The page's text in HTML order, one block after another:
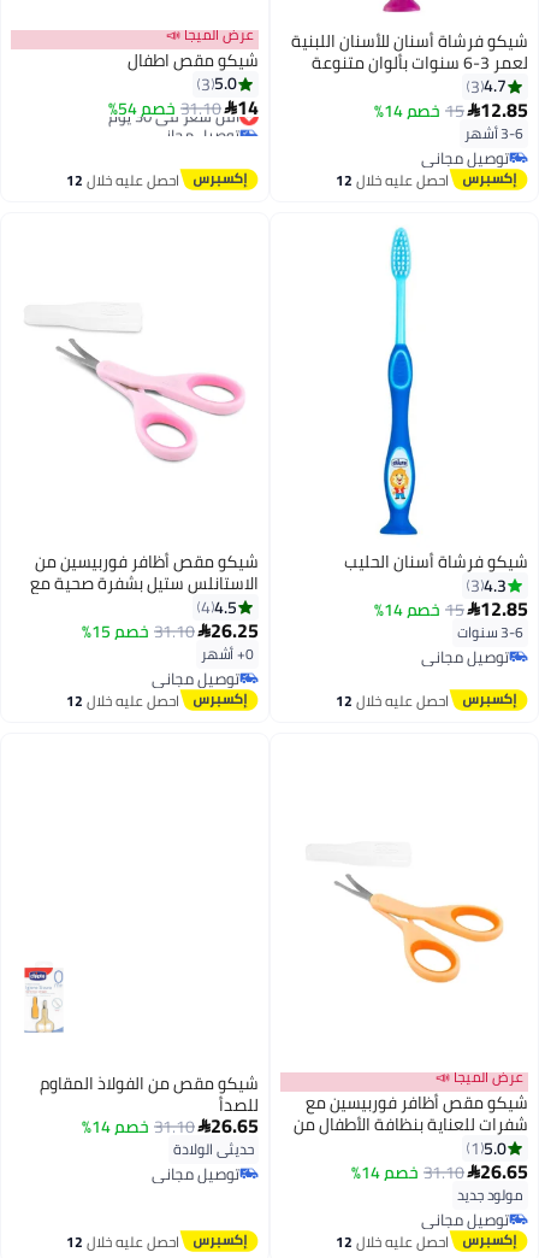
شيكو فرشاة أسنان للأسنان اللبنية
لعمر 3-6 سنوات بألوان متنوعة
وردية/بنفسجية
4.7
3
12.85
15 خصم 14%
3-6 أشهر
توصيل مجاني
توصيل مجانياحصل عليه خلال12
اغسطس
عرض الميجا 📣
شيكو مقص اطفال
5.0
3
14
31.10خصم 54%
أقل سعر في 30 يوم
توصيل مجاني
أقل سعر في 30 يوم
احصل عليه خلال12
اغسطس
شيكو فرشاة أسنان الحليب
4.3
3
12.85
15 خصم 14%
3-6 سنوات
توصيل مجاني
احصل عليه خلال12
شيكو مقص أظافر فوربيسين من
الاستانلس ستيل بشفرة صحية مع
غطاء للسلامة للأطفال
4.5
4
26.25
31.10خصم 15%
0+ أشهر
توصيل مجاني
توصيل مجانياحصل عليه خلال12
عرض الميجا 📣
شيكو مقص أظافر فوربيسين مع
شفرات للعناية بنظافة الأطفال من
الستانلس ستيل مع غطاء لسلامة
الأطفال
5.0
1
26.65
31.10خصم 14%
مولود جديد
توصيل مجاني
توصيل مجانياحصل عليه خلال12
شيكو مقص من الفولاذ المقاوم
للصدأ
26.65
31.10خصم 14%
حديثي الولادة
توصيل مجاني
توصيل مجاني
احصل عليه خلال12